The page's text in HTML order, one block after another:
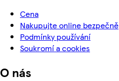
Cena
Nakupujte online bezpečně
Podmínky používání
Soukromí a cookies
O nás